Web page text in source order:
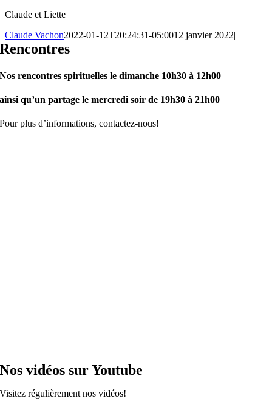
Claude et Liette
Claude Vachon2022-01-12T20:24:31-05:0012 janvier 2022|
Rencontres
Nos rencontres spirituelles le dimanche 10h30 à 12h00
ainsi qu’un partage le mercredi soir de 19h30 à 21h00
Pour plus d’informations, contactez-nous!
Nos vidéos sur Youtube
Visitez régulièrement nos vidéos!